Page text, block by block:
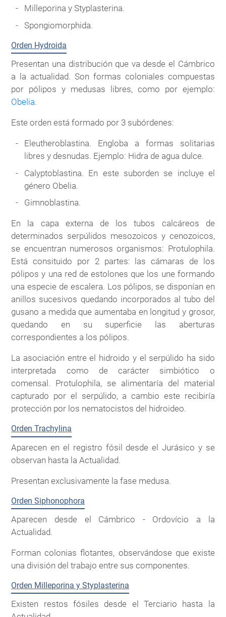
Milleporina y Styplasterina.
Spongiomorphida.
Orden Hydroida
Presentan una distribución que va desde el Cámbrico
a la actualidad. Son formas coloniales compuestas
por pólipos y medusas libres, como por ejemplo:
Obelia.
Este orden está formado por 3 subórdenes:
Eleutheroblastina. Engloba a formas solitarias
libres y desnudas. Ejemplo: Hidra de agua dulce.
Calyptoblastina. En este suborden se incluye el
género Obelia.
Gimnoblastina.
En la capa externa de los tubos calcáreos de
determinados serpúlidos mesozoicos y cenozoicos,
se encuentran numerosos organismos: Protulophila.
Está consituido por 2 partes: las cámaras de los
pólipos y una red de estolones que los une formando
una especie de escalera. Los pólipos, se disponían en
anillos sucesivos quedando incorporados al tubo del
gusano a medida que aumentaba en longitud y grosor,
quedando en su superficie las aberturas
correspondientes a los pólipos.
La asociación entre el hidroido y el serpúlido ha sido
interpretada como de carácter simbiótico o
comensal. Protulophila, se alimentaría del material
capturado por el serpúlido, a cambio este recibiría
protección por los nematocistos del hidroideo.
Orden Trachylina
Aparecen en el registro fósil desde el Jurásico y se
observan hasta la Actualidad.
Presentan exclusivamente la fase medusa.
Orden Siphonophora
Aparecen desde el Cámbrico - Ordovício a la
Actualidad.
Forman colonias flotantes, observándose que existe
una división del trabajo entre sus componentes.
Orden Milleporina y Styplasterina
Existen restos fósiles desde el Terciario hasta la